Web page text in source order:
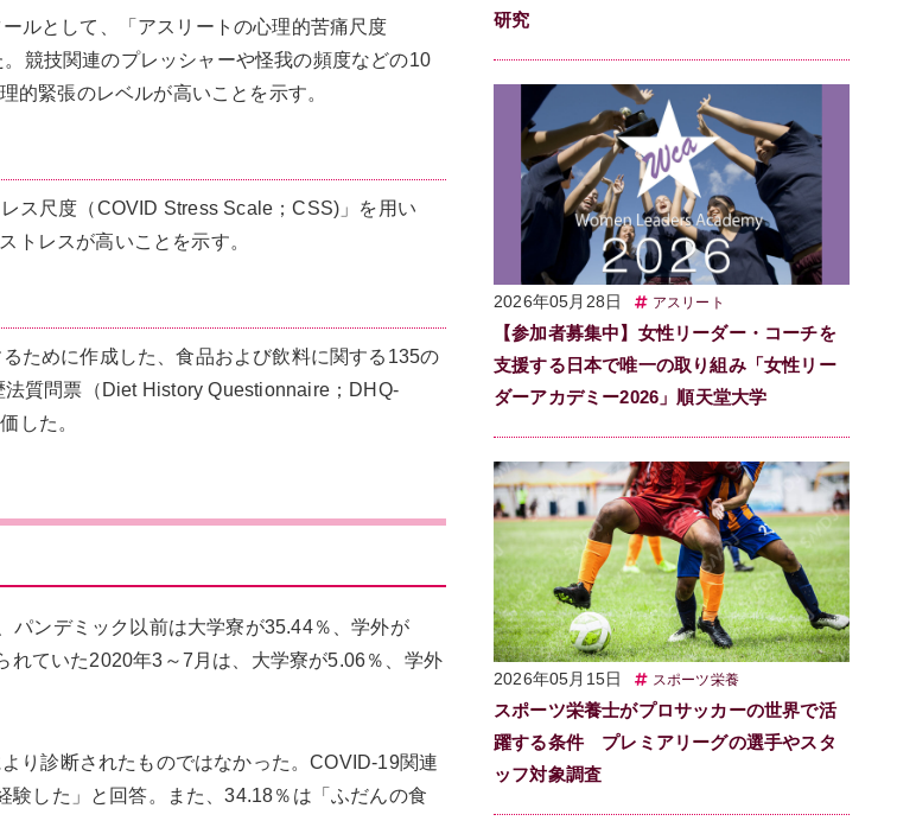
ルとして、「アスリートの心理的苦痛尺度
競技関連のプレッシャーや怪我の頻度などの10
的緊張のレベルが高いことを示す。
ス尺度（COVID Stress Scale；CSS)」を用い
トレスが高いことを示す。
ために作成した、食品および飲料に関する135の
質問票（Diet History Questionnaire；DHQ-
した。
パンデミック以前は大学寮が35.44％、学外が
ていた2020年3～7月は、大学寮が5.06％、学外
り診断されたものではなかった。COVID-19関連
した」と回答。また、34.18％は「ふだんの食
研究
2026年05月28日 アスリート
【参加者募集中】女性リーダー・コーチを
支援する日本で唯一の取り組み「女性リー
ダーアカデミー2026」順天堂大学
2026年05月15日 スポーツ栄養
スポーツ栄養士がプロサッカーの世界で活
躍する条件 プレミアリーグの選手やスタ
ッフ対象調査